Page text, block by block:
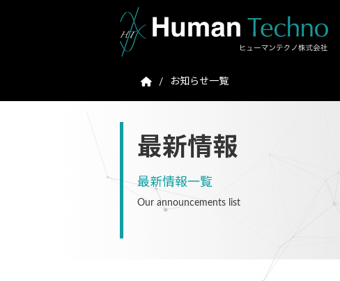
お知らせ一覧
最新情報
最新情報一覧
Our announcements list